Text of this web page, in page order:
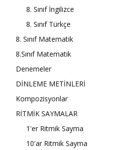
8. Sınıf İngilizce
8. Sınıf Türkçe
8. Sınıf Matematik
8.Sınıf Matematik
Denemeler
DİNLEME METİNLERİ
Kompozisyonlar
RİTMİK SAYMALAR
1'er Ritmik Sayma
10'ar Ritmik Sayma